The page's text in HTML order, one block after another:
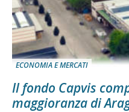
ECONOMIA E MERCATI
Il fondo Capvis
maggioranza di